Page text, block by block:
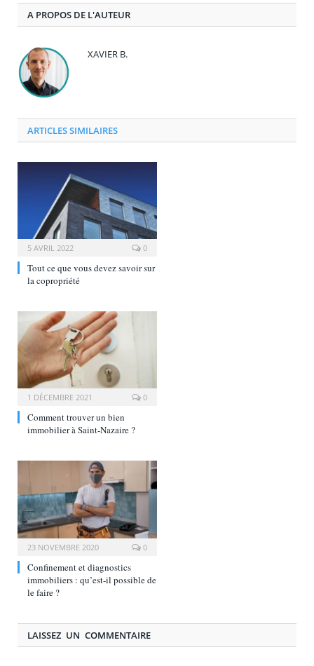
A PROPOS DE L'AUTEUR
XAVIER B.
ARTICLES SIMILAIRES
5 AVRIL 2022 0
Tout ce que vous devez savoir sur
la copropriété
1 DÉCEMBRE 2021 0
Comment trouver un bien
immobilier à Saint-Nazaire ?
23 NOVEMBRE 2020 0
Confinement et diagnostics
immobiliers : qu’est-il possible de
le faire ?
LAISSEZ UN COMMENTAIRE